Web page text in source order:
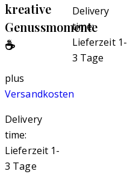
kreative
Genussmomente
☕
plus
Versandkosten
Delivery
time:
Lieferzeit 1-
3 Tage
Delivery
time:
Lieferzeit 1-
3 Tage